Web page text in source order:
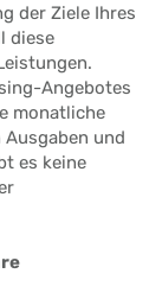
der Ziele Ihres
diese
Angebotes
monatliche
und
es keine